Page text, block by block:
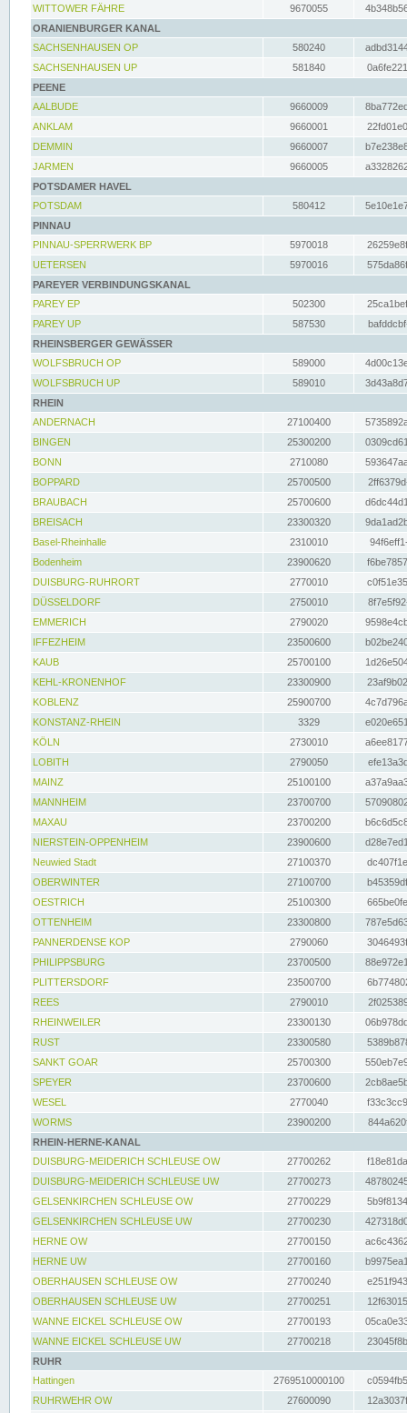
WITTOWER FÄHRE
9670055
ORANIENBURGER KANAL
SACHSENHAUSEN OP
580240
SACHSENHAUSEN UP
581840
PEENE
AALBUDE
9660009
ANKLAM
9660001
DEMMIN
9660007
JARMEN
9660005
POTSDAMER HAVEL
POTSDAM
580412
PINNAU
PINNAU-SPERRWERK BP
5970018
UETERSEN
5970016
PAREYER VERBINDUNGSKANAL
PAREY EP
502300
PAREY UP
587530
RHEINSBERGER GEWÄSSER
WOLFSBRUCH OP
589000
WOLFSBRUCH UP
589010
RHEIN
ANDERNACH
27100400
BINGEN
25300200
BONN
2710080
BOPPARD
25700500
BRAUBACH
25700600
BREISACH
23300320
Basel-Rheinhalle
2310010
Bodenheim
23900620
DUISBURG-RUHRORT
2770010
DÜSSELDORF
2750010
EMMERICH
2790020
IFFEZHEIM
23500600
KAUB
25700100
KEHL-KRONENHOF
23300900
KOBLENZ
25900700
KONSTANZ-RHEIN
3329
KÖLN
2730010
LOBITH
2790050
MAINZ
25100100
MANNHEIM
23700700
MAXAU
23700200
NIERSTEIN-OPPENHEIM
23900600
Neuwied Stadt
27100370
OBERWINTER
27100700
OESTRICH
25100300
OTTENHEIM
23300800
PANNERDENSE KOP
2790060
PHILIPPSBURG
23700500
PLITTERSDORF
23500700
REES
2790010
RHEINWEILER
23300130
RUST
23300580
SANKT GOAR
25700300
SPEYER
23700600
WESEL
2770040
WORMS
23900200
RHEIN-HERNE-KANAL
DUISBURG-MEIDERICH SCHLEUSE OW
27700262
DUISBURG-MEIDERICH SCHLEUSE UW
27700273
GELSENKIRCHEN SCHLEUSE OW
27700229
GELSENKIRCHEN SCHLEUSE UW
27700230
HERNE OW
27700150
HERNE UW
27700160
OBERHAUSEN SCHLEUSE OW
27700240
OBERHAUSEN SCHLEUSE UW
27700251
WANNE EICKEL SCHLEUSE OW
27700193
WANNE EICKEL SCHLEUSE UW
27700218
RUHR
Hattingen
2769510000100
RUHRWEHR OW
27600090